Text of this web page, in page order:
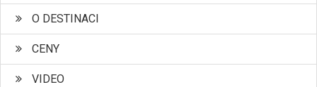
O DESTINACI
CENY
VIDEO